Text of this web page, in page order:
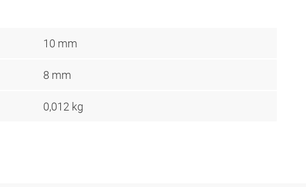
10 mm
8 mm
0,012 kg